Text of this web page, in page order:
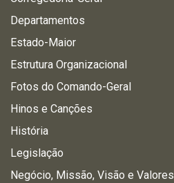
Departamentos
Estado-Maior
Estrutura Organizacional
Fotos do Comando-Geral
Hinos e Canções
História
Legislação
Negócio, Missão, Visão e Valores